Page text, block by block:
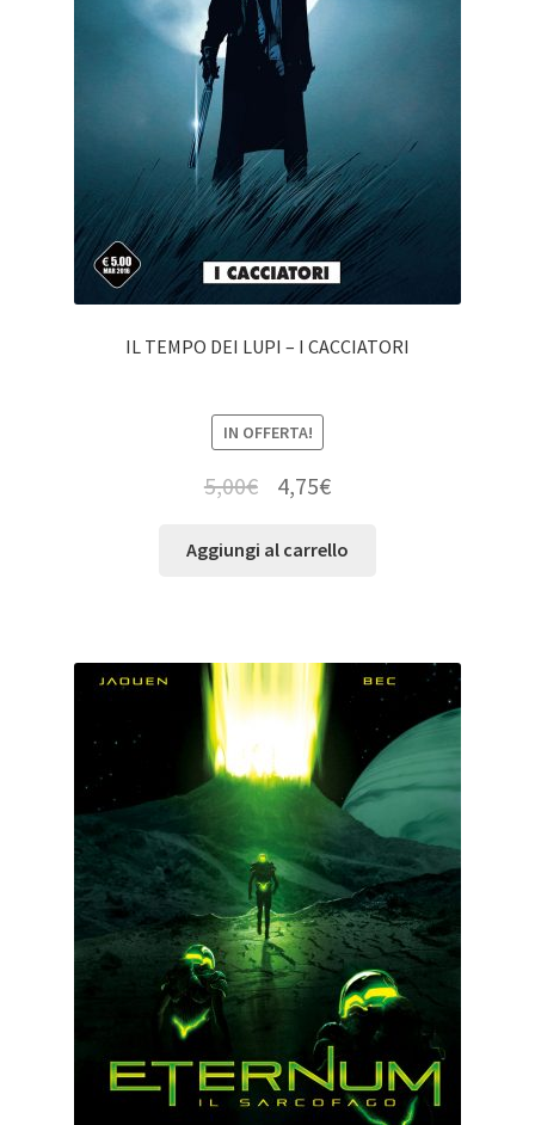
IL TEMPO DEI LUPI – I CACCIATORI
IN OFFERTA!
5,00€ 4,75€
Aggiungi al carrello